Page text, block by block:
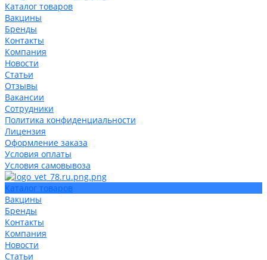
Каталог товаров
Вакцины
Бренды
Контакты
Компания
Новости
Статьи
Отзывы
Вакансии
Сотрудники
Политика конфиденциальности
Лицензия
Оформление заказа
Условия оплаты
Условия самовывоза
Каталог товаров
Вакцины
Бренды
Контакты
Компания
Новости
Статьи